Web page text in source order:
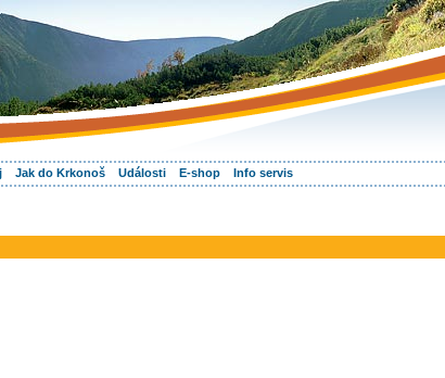
Jak do Krkonoš Události E-shop Info servis